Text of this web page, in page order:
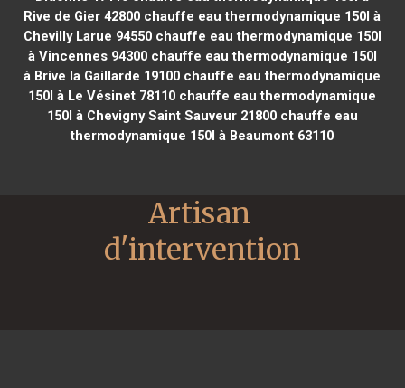
Rive de Gier 42800 chauffe eau thermodynamique 150l à
Chevilly Larue 94550chauffe eau thermodynamique 150l
à Vincennes 94300chauffe eau thermodynamique 150l
à Brive la Gaillarde 19100 chauffe eau thermodynamique
150l à Le Vésinet 78110 chauffe eau thermodynamique
150l à Chevigny Saint Sauveur 21800chauffe eau
thermodynamique 150l à Beaumont 63110
Artisan
d'intervention